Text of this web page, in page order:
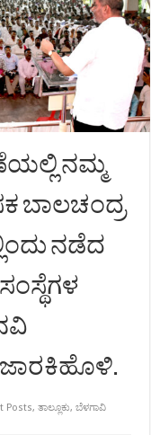
ನಮ್ಮ
ಬಾಲಚಂದ್ರ
ನಡೆದ
Posts,ತಾಲ್ಲೂಕು,ಬೆಳಗಾವಿ